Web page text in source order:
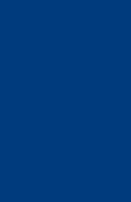
là hai khái
bị mờ hiển thị,
tông, bị đốm,
còn nhạy,